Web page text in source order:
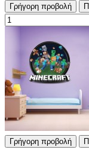
Γρήγορη προβολή
Γρήγορη προβολή